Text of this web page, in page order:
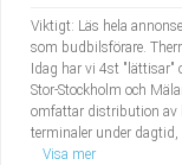
Viktigt: Läs hela
som budbilsförare.
Idag har vi 4st "lättisar"
Stor-Stockholm och
omfattar distribution av
terminaler under dagtid,
Visa mer